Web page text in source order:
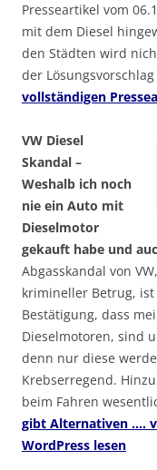
Presseartikel vom
mit dem Diesel
den Städten wird
der
vollständigen
VW Diesel
Skandal –
Weshalb ich noch
nie ein Auto mit
Dieselmotor
gekauft habe und
Abgasskandal von
krimineller Betrug,
Bestätigung, dass
Dieselmotoren, sind
denn nur diese
Krebserregend.
beim Fahren
gibt Alternativen ….
WordPress lesen